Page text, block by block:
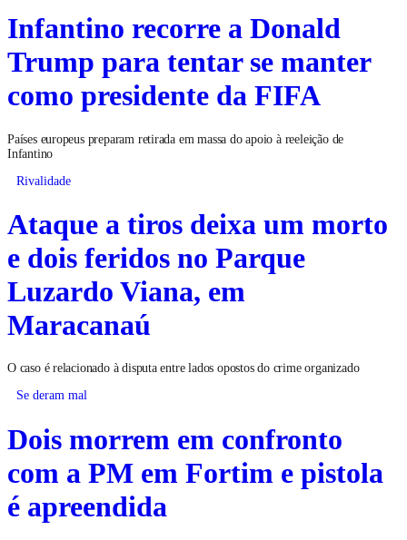
Infantino recorre a Donald
Trump para tentar se manter
como presidente da FIFA
Países europeus preparam retirada em massa do apoio à reeleição de
Infantino
Rivalidade
Ataque a tiros deixa um morto
e dois feridos no Parque
Luzardo Viana, em
Maracanaú
O caso é relacionado à disputa entre lados opostos do crime organizado
Se deram mal
Dois morrem em confronto
com a PM em Fortim e pistola
é apreendida